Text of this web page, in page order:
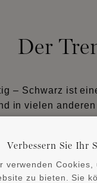
Der
– Schwarz ist
in vielen
jedem Objekt
Verbessern Sie Ihr
verwenden
zu bieten. Sie